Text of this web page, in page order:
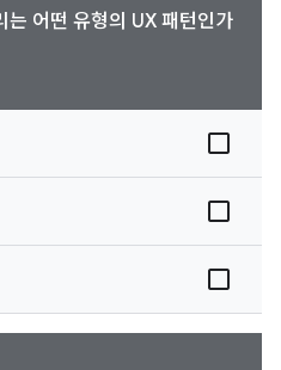
는 어떤 유형의 UX 패턴인가